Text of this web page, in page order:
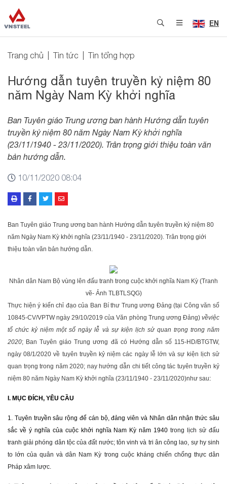
EN
Trang chủ Tin tức Tin tổng hợp
Hướng dẫn tuyên truyền kỷ niệm 80
năm Ngày Nam Kỳ khởi nghĩa
Ban Tuyên giáo Trung ương ban hành Hướng dẫn tuyên
truyền kỷ niệm 80 năm Ngày Nam Kỳ khởi nghĩa
(23/11/1940 - 23/11/2020). Trân trọng giới thiệu toàn văn
bản hướng dẫn.
10/11/2020 08:04
Ban Tuyên giáo Trung ương ban hành Hướng dẫn tuyên truyền kỷ niệm 80
năm Ngày Nam Kỳ khởi nghĩa (23/11/1940 - 23/11/2020). Trân trọng giới
thiệu toàn văn bản hướng dẫn.
Nhân dân Nam Bộ vùng lên đấu tranh trong cuộc khởi nghĩa Nam Kỳ (Tranh
vẽ- Ảnh TLBTLSQG)
Thực hiện ý kiến chỉ đạo của Ban Bí thư Trung ương Đảng (tại Công văn số
10845-CV/VPTW ngày 29/10/2019 của Văn phòng Trung ương Đảng) vềviệc
tổ chức kỷ niệm một số ngày lễ và sự kiện lịch sử quan trọng trong năm
2020; Ban Tuyên giáo Trung ương đã có Hướng dẫn số 115-HD/BTGTW,
ngày 08/1/2020 về tuyên truyền kỷ niệm các ngày lễ lớn và sự kiện lịch sử
quan trọng trong năm 2020; nay hướng dẫn chi tiết công tác tuyên truyền kỷ
niệm 80 năm Ngày Nam Kỳ khởi nghĩa (23/11/1940 - 23/11/2020)như sau:
I. MỤC ĐÍCH, YÊU CẦU
1. Tuyên truyền sâu rộng để cán bộ, đảng viên và Nhân dân nhận thức sâu
sắc về ý nghĩa của cuộc khởi nghĩa Nam Kỳ năm 1940 trong lịch sử đấu
tranh giải phóng dân tộc của đất nước; tôn vinh và tri ân công lao, sự hy sinh
to lớn của quân và dân Nam Kỳ trong cuộc kháng chiến chống thực dân
Pháp xâm lược.